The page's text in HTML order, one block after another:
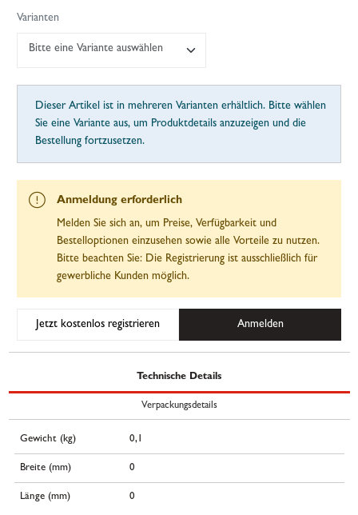
Varianten
Bitte eine Variante auswählen
Dieser Artikel ist in mehreren Varianten erhältlich. Bitte wählen
Sie eine Variante aus, um Produktdetails anzuzeigen und die
Bestellung fortzusetzen.
Anmeldung erforderlich
Melden Sie sich an, um Preise, Verfügbarkeit und
Bestelloptionen einzusehen sowie alle Vorteile zu nutzen.
Bitte beachten Sie: Die Registrierung ist ausschließlich für
gewerbliche Kunden möglich.
Jetzt kostenlos registrieren Anmelden
Technische Details
Verpackungsdetails
Gewicht (kg) 0,1
Breite (mm) 0
Länge (mm) 0